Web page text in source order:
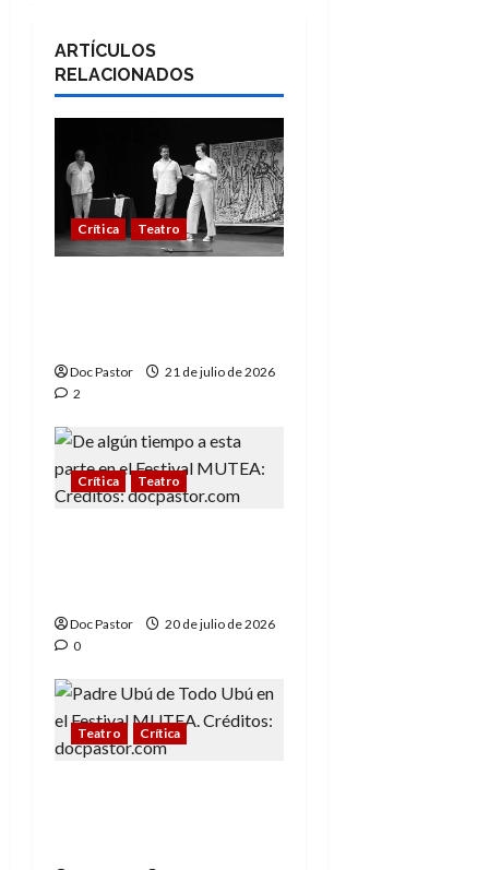
ARTÍCULOS
RELACIONADOS
Crítica Teatro
Doc Pastor
21 de julio de 2026
2
Crítica Teatro
Doc Pastor
20 de julio de 2026
0
Teatro Crítica